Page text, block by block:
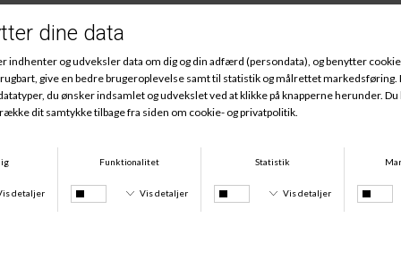
Andre købte også